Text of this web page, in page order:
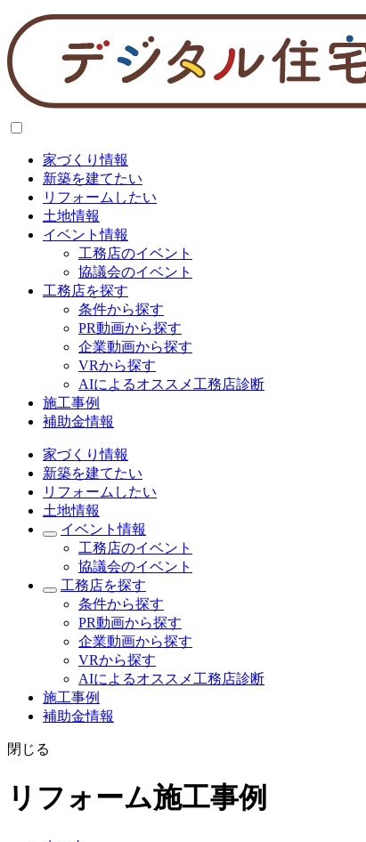
家づくり情報
新築を建てたい
リフォームしたい
土地情報
イベント情報
工務店のイベント
協議会のイベント
工務店を探す
条件から探す
PR動画から探す
企業動画から探す
VRから探す
AIによるオススメ工務店診断
施工事例
補助金情報
家づくり情報
新築を建てたい
リフォームしたい
土地情報
イベント情報
工務店のイベント
協議会のイベント
工務店を探す
条件から探す
PR動画から探す
企業動画から探す
VRから探す
AIによるオススメ工務店診断
施工事例
補助金情報
閉じる
リフォーム施工事例